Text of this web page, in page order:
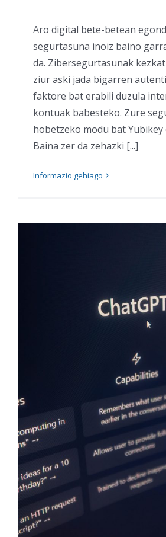
Aro digital bete-betean
segurtasuna inoiz baino
da. Zibersegurtasunak
ziur aski jada bigarren
faktore bat erabili duzula
kontuak babesteko. Zure
hobetzeko modu bat Yubikey
Baina zer da zehazki [...]
Informazio gehiago
ChatGPT
erabil